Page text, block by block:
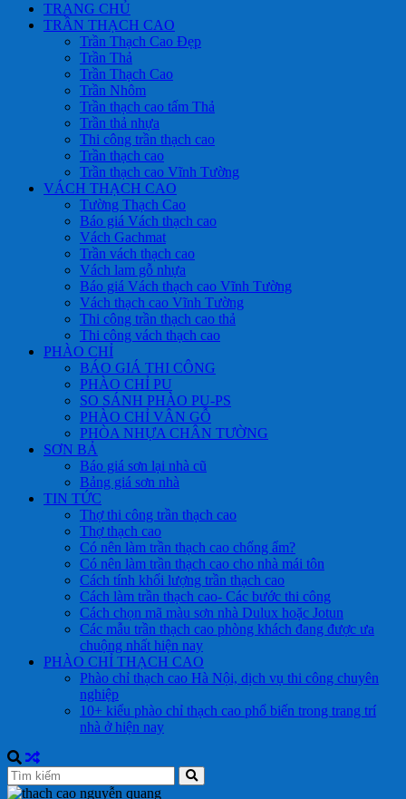
TRANG CHỦ
TRẦN THẠCH CAO
Trần Thạch Cao Đẹp
Trần Thả
Trần Thạch Cao
Trần Nhôm
Trần thạch cao tấm Thả
Trần thả nhựa
Thi công trần thạch cao
Trần thạch cao
Trần thạch cao Vĩnh Tường
VÁCH THẠCH CAO
Tường Thạch Cao
Báo giá Vách thạch cao
Vách Gachmat
Trần vách thạch cao
Vách lam gỗ nhựa
Báo giá Vách thạch cao Vĩnh Tường
Vách thạch cao Vĩnh Tường
Thi công trần thạch cao thả
Thi công vách thạch cao
PHÀO CHỈ
BÁO GIÁ THI CÔNG
PHÀO CHỈ PU
SO SÁNH PHÀO PU-PS
PHÀO CHỈ VÂN GỖ
PHÒA NHỰA CHÂN TƯỜNG
SƠN BẢ
Báo giá sơn lại nhà cũ
Bảng giá sơn nhà
TIN TỨC
Thợ thi công trần thạch cao
Thợ thạch cao
Có nên làm trần thạch cao chống ẩm?
Có nên làm trần thạch cao cho nhà mái tôn
Cách tính khối lượng trần thạch cao
Cách làm trần thạch cao- Các bước thi công
Cách chọn mã màu sơn nhà Dulux hoặc Jotun
Các mẫu trần thạch cao phòng khách đang được ưa
chuộng nhất hiện nay
PHÀO CHỈ THẠCH CAO
Phào chỉ thạch cao Hà Nội, dịch vụ thi công chuyên
nghiệp
10+ kiểu phào chỉ thạch cao phổ biến trong trang trí
nhà ở hiện nay